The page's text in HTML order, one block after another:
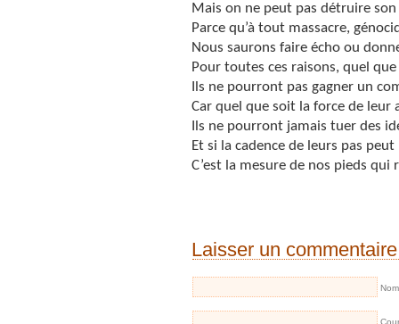
Mais on ne peut pas détruire
Parce qu’à tout massacre,
Nous saurons faire écho ou
Pour toutes ces raisons, quel
Ils ne pourront pas gagner un
Car quel que soit la force de leur
Ils ne pourront jamais tuer des
Et si la cadence de leurs pas
C’est la mesure de nos pieds
Laisser un commentaire